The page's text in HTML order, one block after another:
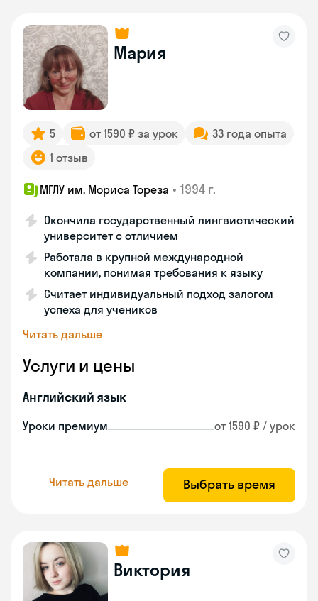
Мария
5 от 1590 ₽ за урок
33 года опыта
1 отзыв
МГЛУ им. Мориса Тореза • 1994 г.
Окончила государственный лингвистический
университет с отличием
Работала в крупной международной
компании, понимая требования к языку
Считает индивидуальный подход залогом
успеха для учеников
Читать дальше
Услуги и цены
Английский язык
Уроки премиум от 1590 ₽ / урок
Читать дальше Выбрать время
Виктория